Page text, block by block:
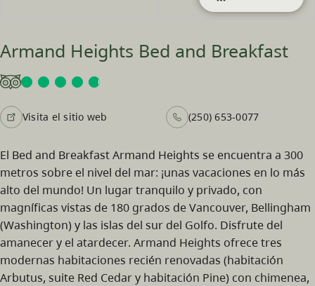
Armand Heights Bed and Breakfast
Visita el sitio web (250) 653-0077
El Bed and Breakfast Armand Heights se encuentra a 300
metros sobre el nivel del mar: ¡unas vacaciones en lo más
alto del mundo! Un lugar tranquilo y privado, con
magníficas vistas de 180 grados de Vancouver, Bellingham
(Washington) y las islas del sur del Golfo. Disfrute del
amanecer y el atardecer. Armand Heights ofrece tres
modernas habitaciones recién renovadas (habitación
Arbutus, suite Red Cedar y habitación Pine) con chimenea,